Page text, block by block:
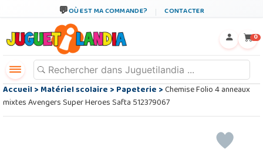
OÙ EST MA COMMANDE? CONTACTER
0
Accueil>Matériel scolaire>Papeterie>Chemise Folio 4 anneaux
mixtes Avengers Super Heroes Safta 512379067